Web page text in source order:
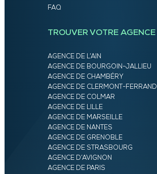
FAQ
TROUVER VOTRE AGENCE
AGENCE DE L’AIN
AGENCE DE BOURGOIN-JALLIEU
AGENCE DE CHAMBÉRY
AGENCE DE CLERMONT-FERRAND
AGENCE DE COLMAR
AGENCE DE LILLE
AGENCE DE MARSEILLE
AGENCE DE NANTES
AGENCE DE GRENOBLE
AGENCE DE STRASBOURG
AGENCE D’AVIGNON
AGENCE DE PARIS